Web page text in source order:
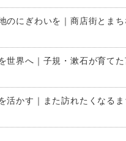
のにぎわいを｜商店街とま
世界へ｜子規・漱石が育てた
活かす｜また訪れたくなる